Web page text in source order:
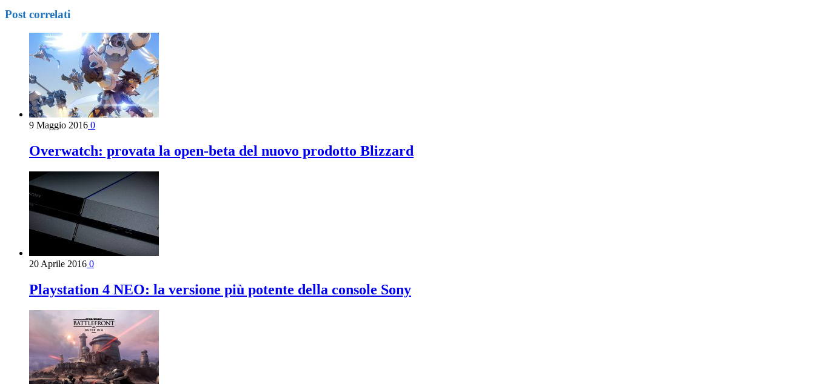
Post correlati
9 Maggio 2016 0
Overwatch: provata la open-beta del nuovo prodotto Blizzard
20 Aprile 2016 0
Playstation 4 NEO: la versione più potente della console Sony